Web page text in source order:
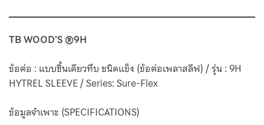
TB WOOD’S ®9H
ข้อต่อ : แบบชิ้นเดียวทึบ ชนิดแข็ง (ข้อต่อเพลาสลีฟ) / รุ่น : 9H
HYTREL SLEEVE / Series: Sure-Flex
ข้อมูลจำเพาะ (SPECIFICATIONS)